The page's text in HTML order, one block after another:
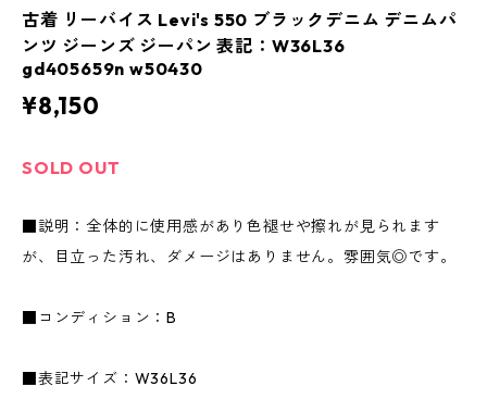
古着 リーバイス Levi's 550 ブラックデニム デニムパ
ンツ ジーンズ ジーパン 表記：W36L36
gd405659n w50430
¥8,150
SOLD OUT
■説明：全体的に使用感があり色褪せや擦れが見られます
が、目立った汚れ、ダメージはありません。雰囲気◎です。
■コンディション：B
■表記サイズ：W36L36